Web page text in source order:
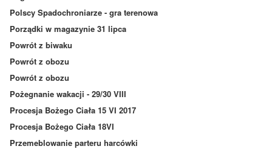
Polscy Spadochroniarze - gra terenowa
Porządki w magazynie 31 lipca
Powrót z biwaku
Powrót z obozu
Powrót z obozu
Pożegnanie wakacji - 29/30 VIII
Procesja Bożego Ciała 15 VI 2017
Procesja Bożego Ciała 18VI
Przemeblowanie parteru harcówki